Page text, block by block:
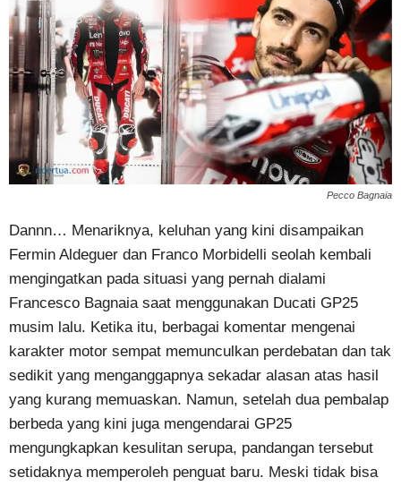
Pecco Bagnaia
Dannn… Menariknya, keluhan yang kini disampaikan
Fermin Aldeguer dan Franco Morbidelli seolah kembali
mengingatkan pada situasi yang pernah dialami
Francesco Bagnaia saat menggunakan Ducati GP25
musim lalu. Ketika itu, berbagai komentar mengenai
karakter motor sempat memunculkan perdebatan dan tak
sedikit yang menganggapnya sekadar alasan atas hasil
yang kurang memuaskan. Namun, setelah dua pembalap
berbeda yang kini juga mengendarai GP25
mengungkapkan kesulitan serupa, pandangan tersebut
setidaknya memperoleh penguat baru. Meski tidak bisa